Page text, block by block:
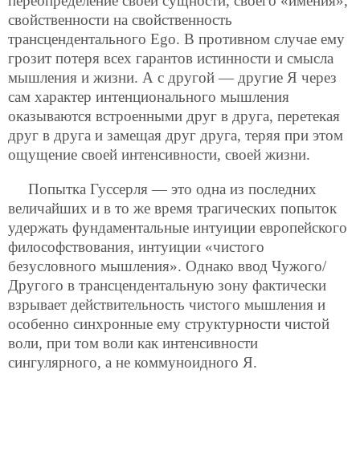
свойственности на свойственность
трансцендентального Ego. В противном случае ему
грозит потеря всех гарантов истинности и смысла
мышления и жизни. А с другой — другие Я через
сам характер интенционального мышления
оказываются встроенными друг в друга, перетекая
друг в друга и замещая друг друга, теряя при этом
ощущение своей интенсивности, своей жизни.
Попытка Гуссерля — это одна из последних
величайших и в то же время трагических попыток
удержать фундаментальные интуиции европейского
философствования, интуиции «чистого
безусловного мышления». Однако ввод Чужого/
Другого в трансцендентальную зону фактически
взрывает действительность чистого мышления и
особенно синхронные ему структурности чистой
воли, при том воли как интенсивности
сингулярного, а не коммуноидного Я.